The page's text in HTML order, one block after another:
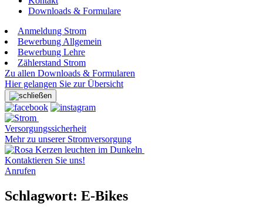
Downloads & Formulare
Anmeldung Strom
Bewerbung Allgemein
Bewerbung Lehre
Zählerstand Strom
Zu allen Downloads & Formularen
Hier gelangen Sie zur Übersicht
Versorgungssicherheit
Mehr zu unserer Stromversorgung
Kontaktieren Sie uns!
Anrufen
Schlagwort: E-Bikes